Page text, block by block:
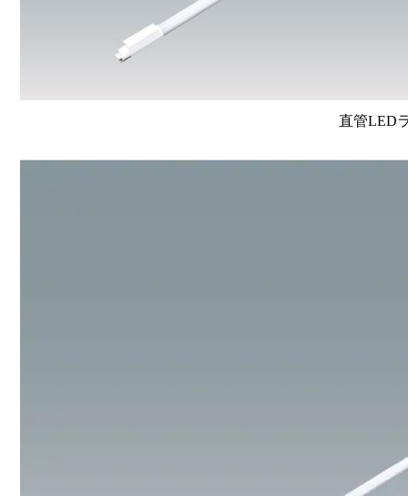
直管LED